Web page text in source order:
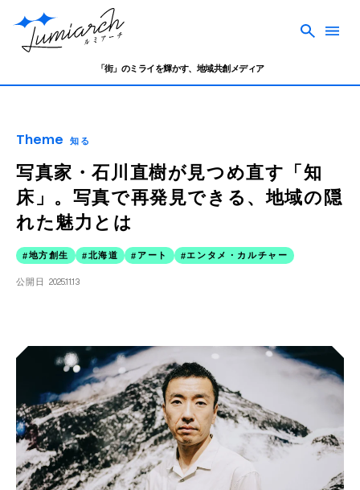
「街」のミライを輝かす、地域共創メディア
Theme 知る
写真家・石川直樹が見つめ直す「知
床」。写真で再発見できる、地域の隠
れた魅力とは
地方創生 北海道 アート エンタメ・カルチャー
公開日 2025.11.13